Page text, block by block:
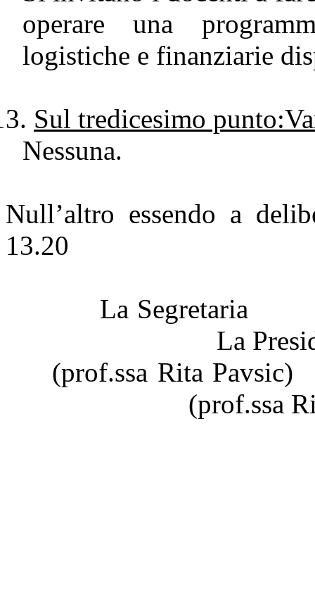
operare una
logistiche e finanziarie
Sul tredicesimo
Nessuna.
Null’altro essendo a
13.20
La
La
(prof.ssa
(prof.ssa Rita